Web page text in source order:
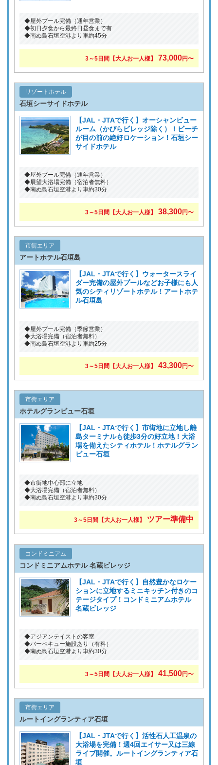
◆屋外プール完備（通年営業）
◆初日夕食から最終日昼食まで有
◆南ぬ島石垣空港より車約45分
3～5日間【大人お一人様】 73,000円〜
リゾートホテル
石垣シーサイドホテル
【JAL・JTAで行く】オーシャンビュー
ルーム（かびらビレッジ除く）！ビーチ
が目の前の絶好ロケーション！石垣シー
サイドホテル
◆屋外プール完備（通年営業）
◆展望大浴場完備（宿泊者無料）
◆南ぬ島石垣空港より車約30分
3～5日間【大人お一人様】 38,300円〜
市街エリア
アートホテル石垣島
【JAL・JTAで行く】ウォータースライ
ダー完備の屋外プールなどお子様にも人
気のシティリゾートホテル！アートホテ
ル石垣島
◆屋外プール完備（季節営業）
◆大浴場完備（宿泊者無料）
◆南ぬ島石垣空港より車約25分
3～5日間【大人お一人様】 43,300円〜
市街エリア
ホテルグランビュー石垣
【JAL・JTAで行く】市街地に立地し離
島ターミナルも徒歩3分の好立地！大浴
場を備えたシティホテル！ホテルグラン
ビュー石垣
◆市街地中心部に立地
◆大浴場完備（宿泊者無料）
◆南ぬ島石垣空港より車約30分
3～5日間【大人お一人様】 ツアー準備中
コンドミニアム
コンドミニアムホテル 名蔵ビレッジ
【JAL・JTAで行く】自然豊かなロケー
ションに立地するミニキッチン付きのコ
テージタイプ！コンドミニアムホテル
名蔵ビレッジ
◆アジアンテイストの客室
◆バーベキュー施設あり（有料）
◆南ぬ島石垣空港より車約30分
3～5日間【大人お一人様】 41,500円〜
市街エリア
ルートイングランティア石垣
【JAL・JTAで行く】活性石人工温泉の
大浴場を完備！週4回エイサー又は三線
ライブ開催。ルートイングランティア石
垣